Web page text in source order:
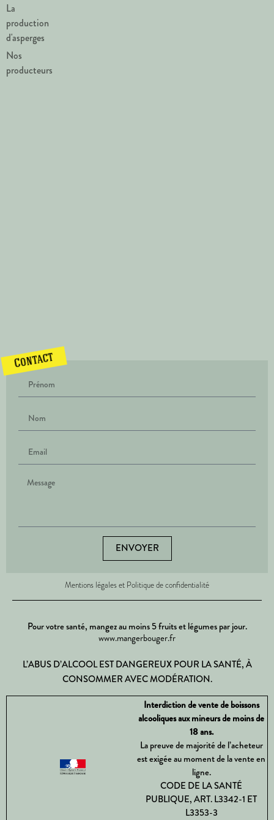
La
production
d'asperges
Nos
producteurs
Contact
ENVOYER
Mentions légales et Politique de confidentialité
Pour votre santé, mangez au moins 5 fruits et légumes par jour.
www.mangerbouger.fr
L’ABUS D’ALCOOL EST DANGEREUX POUR LA SANTÉ, À
CONSOMMER AVEC MODÉRATION.
Interdiction de vente de boissons
alcooliques aux mineurs de moins de
18 ans.
La preuve de majorité de l’acheteur
est exigée au moment de la vente en
ligne.
CODE DE LA SANTÉ
PUBLIQUE, ART. L3342-1 ET
L3353-3